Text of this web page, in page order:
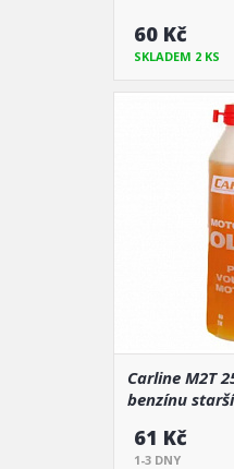
60 Kč
SKLADEM 2 KS
Carline M2T
benzínu
61 Kč
1-3 DNY